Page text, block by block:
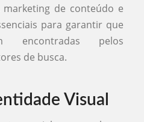
marketing de conteúdo e
para garantir que
encontradas pelos
de busca.
Visual